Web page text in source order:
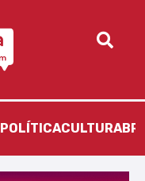
POLÍTICACULTURA